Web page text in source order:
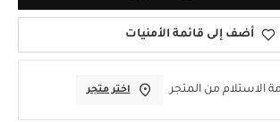
أضف إلى قائمة الأمنيات
الاستلام من المتجر اختر متجر